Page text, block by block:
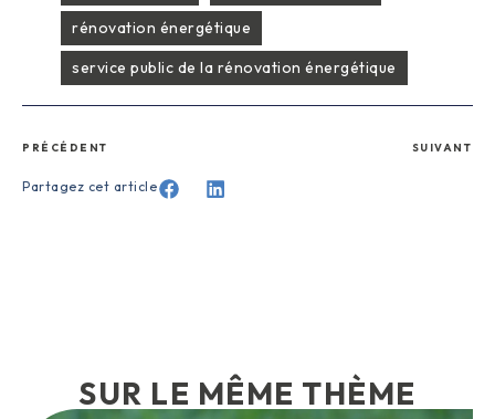
rénovation énergétique
service public de la rénovation énergétique
PRÉCÉDENT SUIVANT
Partagez cet article
SUR LE MÊME THÈME